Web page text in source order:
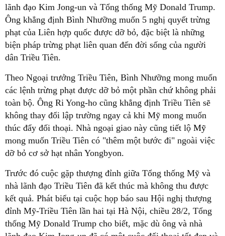
lãnh đạo Kim Jong-un và Tổng thống Mỹ Donald Trump.
Ông khẳng định Bình Nhưỡng muốn 5 nghị quyết trừng
phạt của Liên hợp quốc được dỡ bỏ, đặc biệt là những
biện pháp trừng phạt liên quan đến đời sống của người
dân Triều Tiên.
Theo Ngoại trưởng Triều Tiên, Bình Nhưỡng mong muốn
các lệnh trừng phạt được dỡ bỏ một phần chứ không phải
toàn bộ. Ông Ri Yong-ho cũng khẳng định Triều Tiên sẽ
không thay đổi lập trường ngay cả khi Mỹ mong muốn
thúc đẩy đối thoại. Nhà ngoại giao này cũng tiết lộ Mỹ
mong muốn Triều Tiên có "thêm một bước đi" ngoài việc
dỡ bỏ cơ sở hạt nhân Yongbyon.
Trước đó cuộc gặp thượng đỉnh giữa Tổng thống Mỹ và
nhà lãnh đạo Triều Tiên đã kết thúc mà không thu được
kết quả. Phát biểu tại cuộc họp báo sau Hội nghị thượng
đỉnh Mỹ-Triều Tiên lần hai tại Hà Nội, chiều 28/2, Tổng
thống Mỹ Donald Trump cho biết, mặc dù ông và nhà